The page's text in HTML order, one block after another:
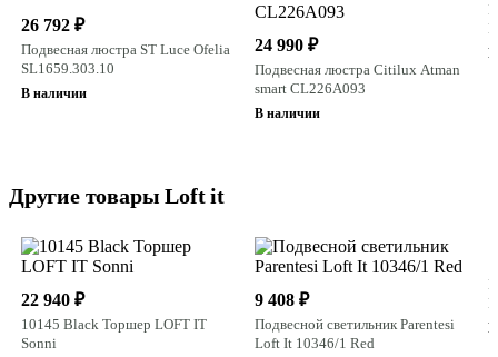
26 792 ₽
Подвесная люстра ST Luce Ofelia
SL1659.303.10
В наличии
24 990 ₽
Подвесная люстра Citilux Atman
smart CL226A093
В наличии
В
Другие товары Loft it
22 940 ₽
10145 Black Торшер LOFT IT
Sonni
9 408 ₽
Подвесной светильник Parentesi
Loft It 10346/1 Red
В